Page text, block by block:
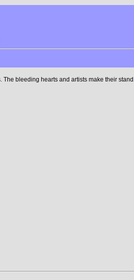
bleeding hearts and artists make their